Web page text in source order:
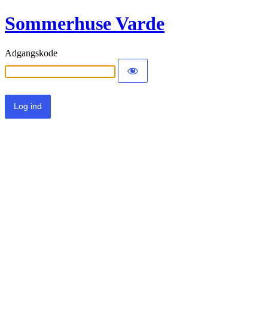
Sommerhuse Varde
Adgangskode